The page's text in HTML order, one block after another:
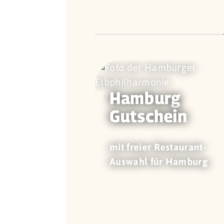
Hamburg
Gutschein
mit freier Restaurant-
Auswahl für Hamburg